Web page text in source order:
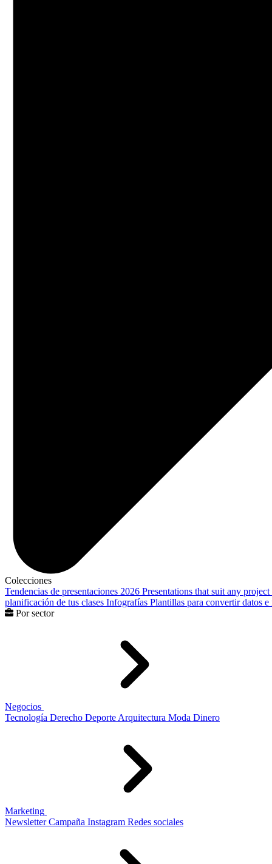
Colecciones
Tendencias de presentaciones 2026 Presentations that suit any project
planificación de tus clases Infografías Plantillas para convertir datos
Por sector
Negocios
Tecnología Derecho Deporte Arquitectura Moda Dinero
Marketing
Newsletter Campaña Instagram Redes sociales